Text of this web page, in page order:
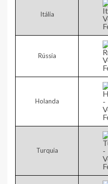
Itália
Rússia
Holanda
Turquia